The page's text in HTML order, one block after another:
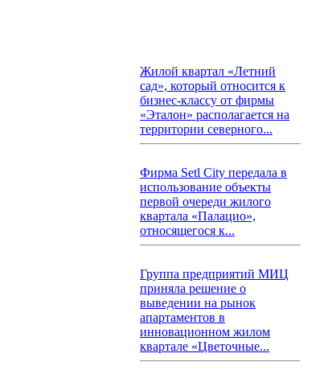
Жилой квартал «Летний
сад», который относится к
бизнес-классу от фирмы
«Эталон» располагается на
территории северного...
Фирма Setl City передала в
использование объекты
первой очереди жилого
квартала «Палацио»,
относящегося к...
Группа предприятий МИЦ
приняла решение о
выведении на рынок
апартаментов в
инновационном жилом
квартале «Цветочные...